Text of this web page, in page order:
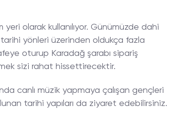
olarak kullanılıyor. Günümüzde dahi
yönleri üzerinden oldukça fazla
oturup Karadağ şarabı sipariş
sizi rahat hissettirecektir.
canlı müzik yapmaya çalışan gençleri
tarihi yapıları da ziyaret edebilirsiniz.